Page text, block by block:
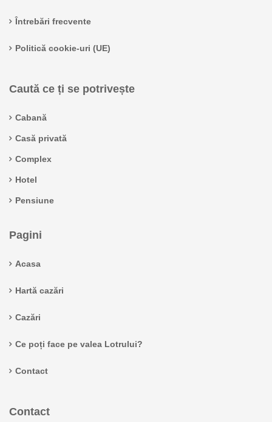
Întrebări frecvente
Politică cookie-uri (UE)
Caută ce ți se potrivește
Cabană
Casă privată
Complex
Hotel
Pensiune
Pagini
Acasa
Hartă cazări
Cazări
Ce poți face pe valea Lotrului?
Contact
Contact